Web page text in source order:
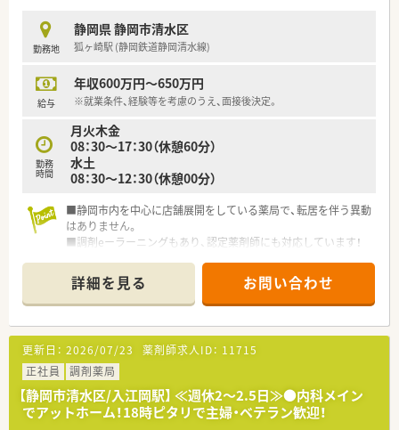
■産前産後休暇や育児休暇の取得実績が豊富にあり、社員のワー
クライフバランスを重視する社風が魅力です。
■これまでの調剤薬局での経験や実績を考慮し、入社初年度から
年収500万円から600万円の提示が可能な求人です。
ほど安定した収入の増加を見込むことができます。
■住宅手当や役職手当などの各種手当が充実しているため、ベー
スとなる給与に加えてさらなる収入アップが目指せます。
勤務地
静岡県 静岡市清水区
狐ヶ崎駅 (静岡鉄道静岡清水線)
給与
年収600万円～650万円
※就業条件、経験等を考慮のうえ、面接後決定。
勤務
時間
月火木金
08：30～17：30（休憩60分）
水土
08：30～12：30（休憩00分）
■静岡市内を中心に店舗展開をしている薬局で、転居を伴う異動
はありません。
■調剤eーラーニングもあり、認定薬剤師にも対応しています！
詳細を見る お問い合わせ
更新日： 2026/07/23 薬剤師求人ID： 11715
正社員
調剤薬局
【静岡市清水区/入江岡駅】 ≪週休2～2.5日≫●内科メイン
でアットホーム！18時ピタリで主婦・ベテラン歓迎！